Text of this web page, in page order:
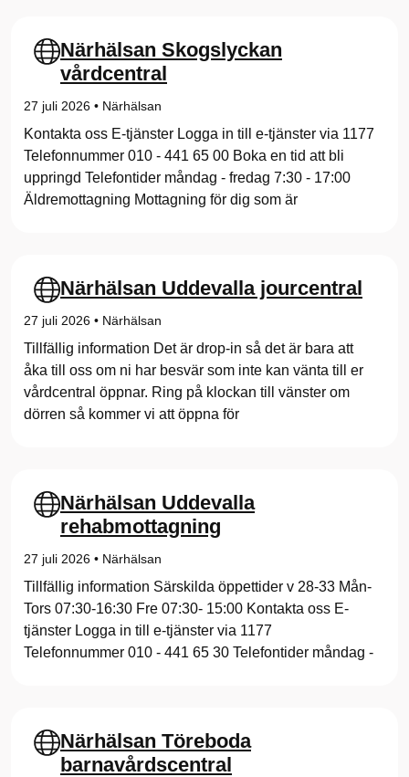
Närhälsan Skogslyckan
vårdcentral
27 juli 2026 • Närhälsan
Kontakta oss E-tjänster Logga in till e-tjänster via 1177
Telefonnummer 010 - 441 65 00 Boka en tid att bli
uppringd Telefontider måndag - fredag 7:30 - 17:00
Äldremottagning Mottagning för dig som är
Närhälsan Uddevalla jourcentral
27 juli 2026 • Närhälsan
Tillfällig information Det är drop-in så det är bara att
åka till oss om ni har besvär som inte kan vänta till er
vårdcentral öppnar. Ring på klockan till vänster om
dörren så kommer vi att öppna för
Närhälsan Uddevalla
rehabmottagning
27 juli 2026 • Närhälsan
Tillfällig information Särskilda öppettider v 28-33 Mån-
Tors 07:30-16:30 Fre 07:30- 15:00 Kontakta oss E-
tjänster Logga in till e-tjänster via 1177
Telefonnummer 010 - 441 65 30 Telefontider måndag -
Närhälsan Töreboda
barnavårdscentral